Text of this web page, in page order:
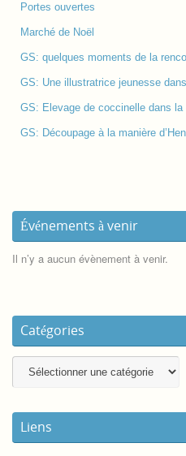
Portes ouvertes
Marché de Noël
GS: quelques moments de la
GS: Une illustratrice jeunesse
GS: Elevage de coccinelle dans
GS: Découpage à la manière
Événements à venir
Il n’y a aucun évènement à venir.
Catégories
Liens